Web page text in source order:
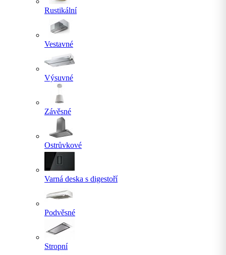
Rustikální
Vestavné
Výsuvné
Závěsné
Ostrůvkové
Varná deska s digestoří
Podvěsné
Stropní